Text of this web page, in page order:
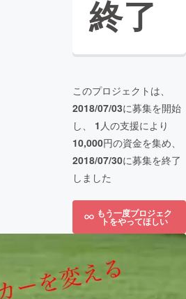
終了
このプロジェクトは、
2018/07/03に募集を開始
し、 1 人の支援により
10,000円の資金を集め、
2018/07/30に募集を終了
しました
もう一度プロジェク
トをやってほしい